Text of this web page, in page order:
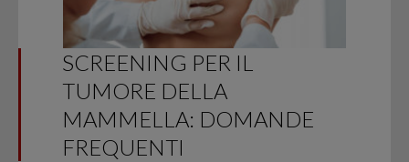
SCREENING PER IL
TUMORE DELLA
MAMMELLA: DOMANDE
FREQUENTI